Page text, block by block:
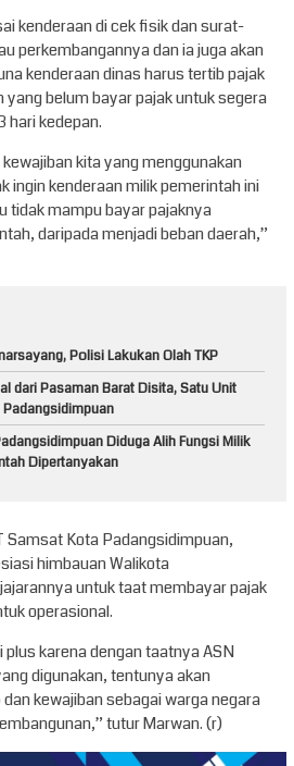
kenderaan di cek fisik dan surat-
perkembangannya dan ia juga akan
kenderaan dinas harus tertib pajak
yang belum bayar pajak untuk segera
hari kedepan.
kita yang menggunakan
ingin kenderaan milik pemerintah ini
tidak mampu bayar pajaknya
daripada menjadi beban daerah,”
Polisi Lakukan Olah TKP
dari Pasaman Barat Disita, Satu Unit
Diduga Alih Fungsi Milik
Dipertanyakan
Samsat Kota Padangsidimpuan,
himbauan Walikota
untuk taat membayar pajak
operasional.
karena dengan taatnya ASN
digunakan, tentunya akan
kewajiban sebagai warga negara
tutur Marwan. (r)